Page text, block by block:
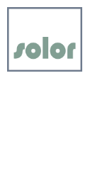
Zum
springen